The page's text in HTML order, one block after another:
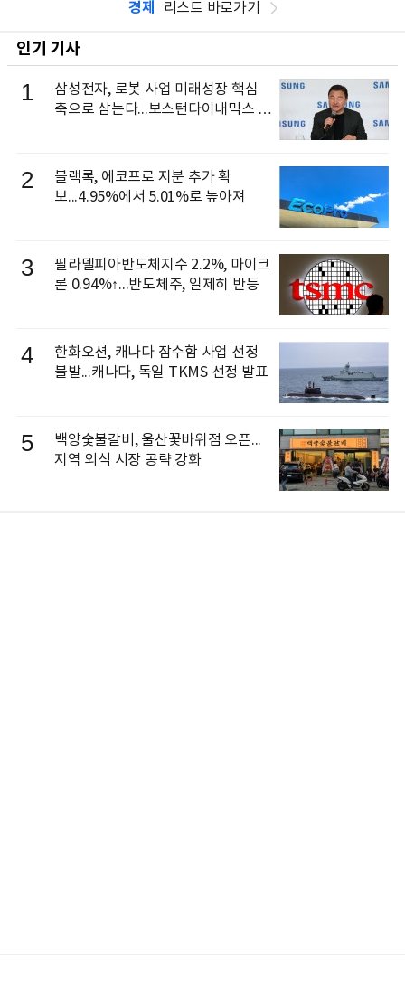
경제 리스트 바로가기
인기 기사
1
삼성전자, 로봇 사업 미래성장 핵심
축으로 삼는다...보스턴다이내믹스 출
2
블랙록, 에코프로 지분 추가 확
보...4.95%에서 5.01%로 높아져
3
필라델피아반도체지수 2.2%, 마이크
론 0.94%↑...반도체주, 일제히 반등
4
한화오션, 캐나다 잠수함 사업 선정
불발...캐나다, 독일 TKMS 선정 발표
5
백양숯불갈비, 울산꽃바위점 오픈...
지역 외식 시장 공략 강화